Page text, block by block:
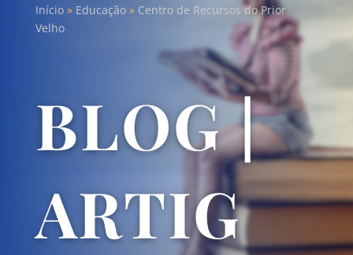
Início» Educação» Centro de Recursos do Prior
Velho
BLOG |
ARTIG